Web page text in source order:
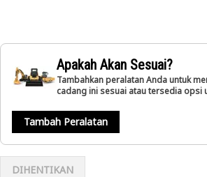
Apakah Akan Sesuai?
Tambahkan peralatan Anda untuk
cadang ini sesuai atau tersedia opsi
Tambah Peralatan
DIHENTIKAN